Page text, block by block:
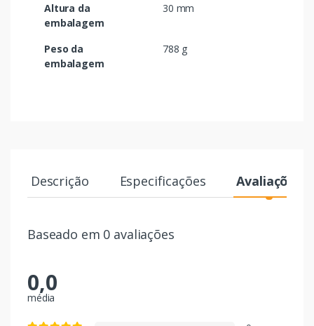
Altura da
embalagem
30 mm
Peso da
embalagem
788 g
Descrição Especificações Avaliações
Baseado em 0 avaliações
0,0
média